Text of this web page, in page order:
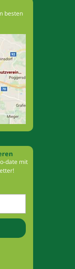
besten
date mit